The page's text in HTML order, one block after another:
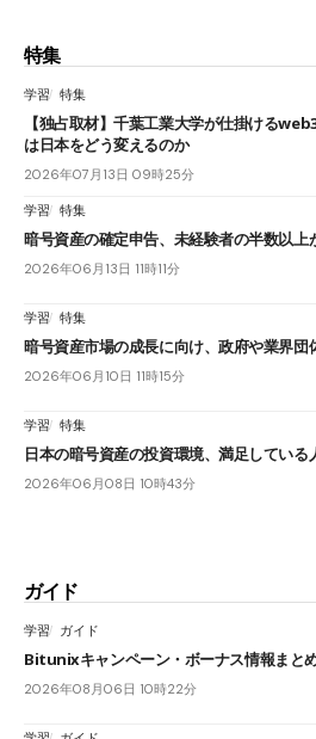
特集
学習 特集
【独占取材】千葉工業大学が仕掛ける
は日本をどう変えるのか
2026年07月13日 09時25分
学習 特集
暗号資産の確定申告、未経験者の半数以上
2026年06月13日 11時11分
学習 特集
暗号資産市場の成長に向け、政府や業界団
2026年06月10日 11時15分
学習 特集
日本の暗号資産の投資環境、満足している
2026年06月08日 10時43分
ガイド
学習 ガイド
Bitunixキャンペーン・ボーナス情報まと
2026年08月06日 10時22分